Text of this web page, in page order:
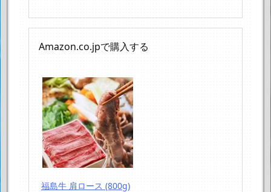
Amazon.co.jpで購入する
福島牛 肩ロース (800g)